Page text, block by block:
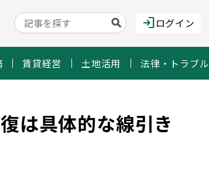
loginログイン
賃貸経営 土地活用 法律・トラブル
は具体的な線引き